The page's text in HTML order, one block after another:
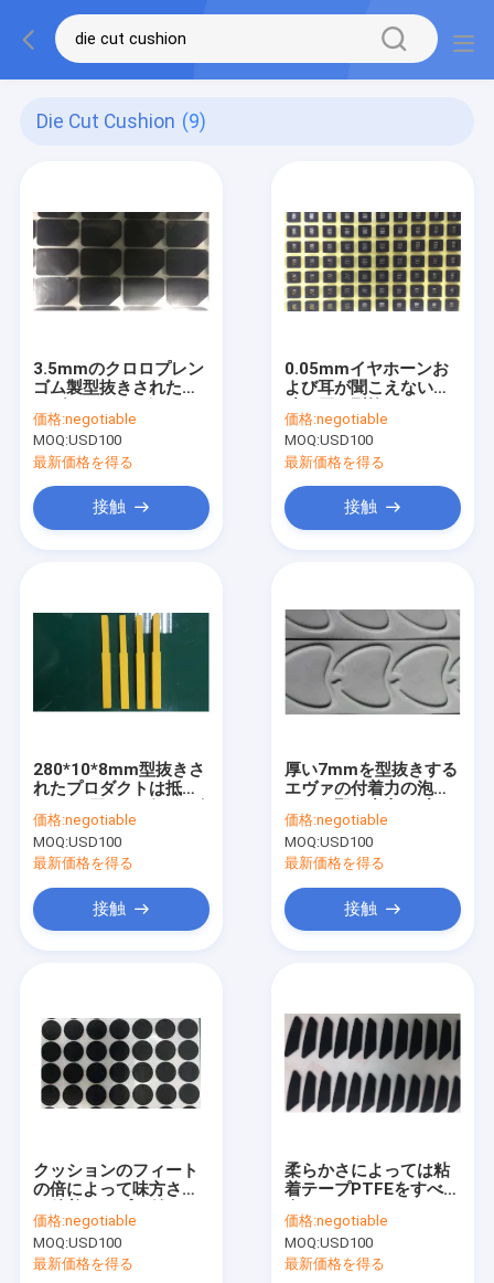
Die Cut Cushion (9)
3.5mmのクロロプレン
ゴム製型抜きされたプ
フィート
価格:negotiable
MOQ:USD100
最新価格を得る
接触
0.05mmイヤホーンお
よび耳が聞こえない援
プロダクト エヴァの柔
らかいクッション
価格:negotiable
MOQ:USD100
最新価格を得る
接触
280*10*8mm型抜きさ
れたプロダクトは抵抗
ム製泡に影響を与える
価格:negotiable
MOQ:USD100
最新価格を得る
接触
厚い7mmを型抜きする
エヴァの付着力の泡の
価格:negotiable
MOQ:USD100
最新価格を得る
接触
クッションのフィート
の倍によって味方され
いるNonwoven綿織物
価格:negotiable
MOQ:USD100
最新価格を得る
柔らかさによっては粘
着テープPTFEをすべる
テフロンUPEフィルム
が型抜きした
価格:negotiable
MOQ:USD100
最新価格を得る